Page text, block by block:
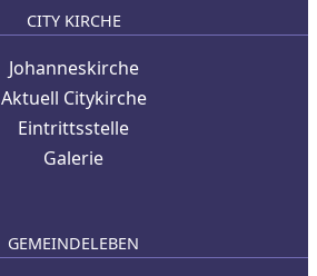
CITY KIRCHE
Johanneskirche
Aktuell Citykirche
Eintrittsstelle
Galerie
GEMEINDELEBEN